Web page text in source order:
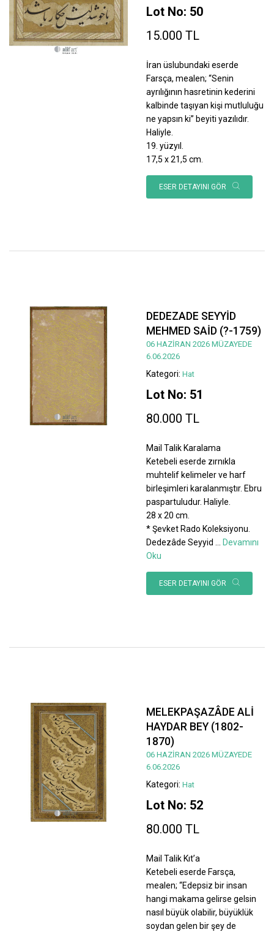
Lot No: 50
15.000 TL
İran üslubundaki eserde
Farsça, mealen; “Senin
ayrılığının hasretinin kederini
kalbinde taşıyan kişi mutluluğu
ne yapsın ki” beyiti yazılıdır.
Haliyle.
19. yüzyıl.
17,5 x 21,5 cm.
ESER DETAYINI GÖR
DEDEZADE SEYYİD
MEHMED SAİD (?-1759)
06 HAZİRAN 2026 MÜZAYEDE
6.06.2026
Kategori: Hat
Lot No: 51
80.000 TL
Mail Talik Karalama
Ketebeli eserde zırnıkla
muhtelif kelimeler ve harf
birleşimleri karalanmıştır. Ebru
paspartuludur. Haliyle.
28 x 20 cm.
* Şevket Rado Koleksiyonu.
Dedezâde Seyyid
Devamını
Oku
ESER DETAYINI GÖR
MELEKPAŞAZÂDE ALİ
HAYDAR BEY (1802-
1870)
06 HAZİRAN 2026 MÜZAYEDE
6.06.2026
Kategori: Hat
Lot No: 52
80.000 TL
Mail Talik Kıt’a
Ketebeli eserde Farsça,
mealen; “Edepsiz bir insan
hangi makama gelirse gelsin
nasıl büyük olabilir, büyüklük
soydan gelen bir şey de